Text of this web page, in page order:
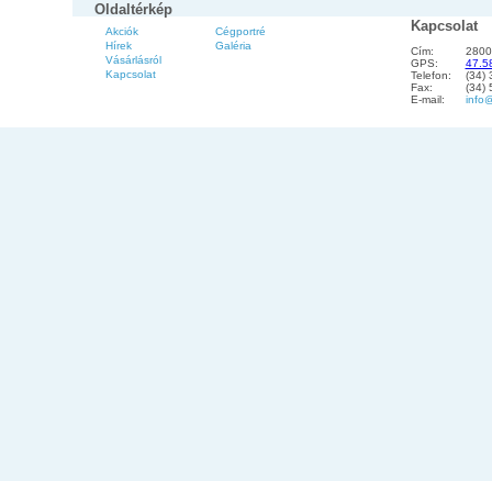
Oldaltérkép
Akciók
Hírek
Vásárlásról
Kapcsolat
Cégportré
Galéria
Kapcsolat
Cím:
GPS:
Telefon:
(34)
Fax:
(34)
E-mail: